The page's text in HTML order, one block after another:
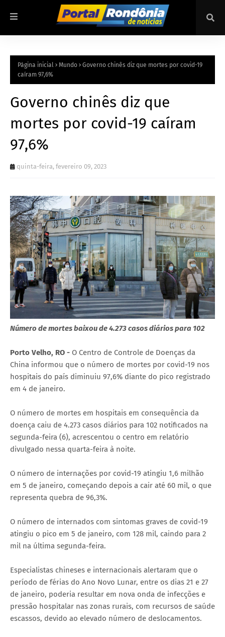
Página inicial Mundo
Governo chinês diz que mortes por covid-19
caíram 97,6%
Governo chinês diz que
mortes por covid-19 caíram
97,6%
quinta-feira, fevereiro 09, 2023
Número de mortes baixou de 4.273 casos diários para 102
Porto Velho, RO - O Centro de Controle de Doenças da
China informou que o número de mortes por covid-19 nos
hospitais do país diminuiu 97,6% diante do pico registrado
em 4 de janeiro.
O número de mortes em hospitais em consequência da
doença caiu de 4.273 casos diários para 102 notificados na
segunda-feira (6), acrescentou o centro em relatório
divulgado nessa quarta-feira à noite.
O número de internações por covid-19 atingiu 1,6 milhão
em 5 de janeiro, começando depois a cair até 60 mil, o que
representa quebra de 96,3%.
O número de internados com sintomas graves de covid-19
atingiu o pico em 5 de janeiro, com 128 mil, caindo para 2
mil na última segunda-feira.
Especialistas chineses e internacionais alertaram que o
período de férias do Ano Novo Lunar, entre os dias 21 e 27
de janeiro, poderia resultar em nova onda de infecções e
pressão hospitalar nas zonas rurais, com recursos de saúde
escassos, devido ao elevado número de deslocamentos.